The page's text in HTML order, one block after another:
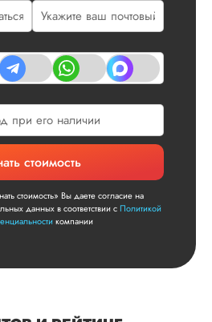
стоимость
стоимость» Вы даете согласие на
данных в соответствии сПолитикой
компании
улыбкой!
Ответ от
Сергей
Вид работы:
Диссертация
2025-11-15
Диссертация по
математике была
Понравилось, как
выполнили все